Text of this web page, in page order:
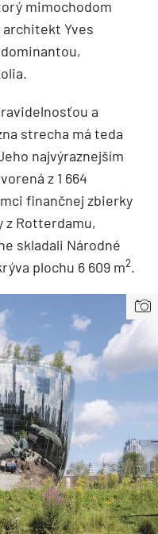
mimochodom
Yves
a
strecha má teda
najvýraznejším
z 1 664
finančnej zbierky
z Rotterdamu,
skladali Národné
plochu 6 609 m2.